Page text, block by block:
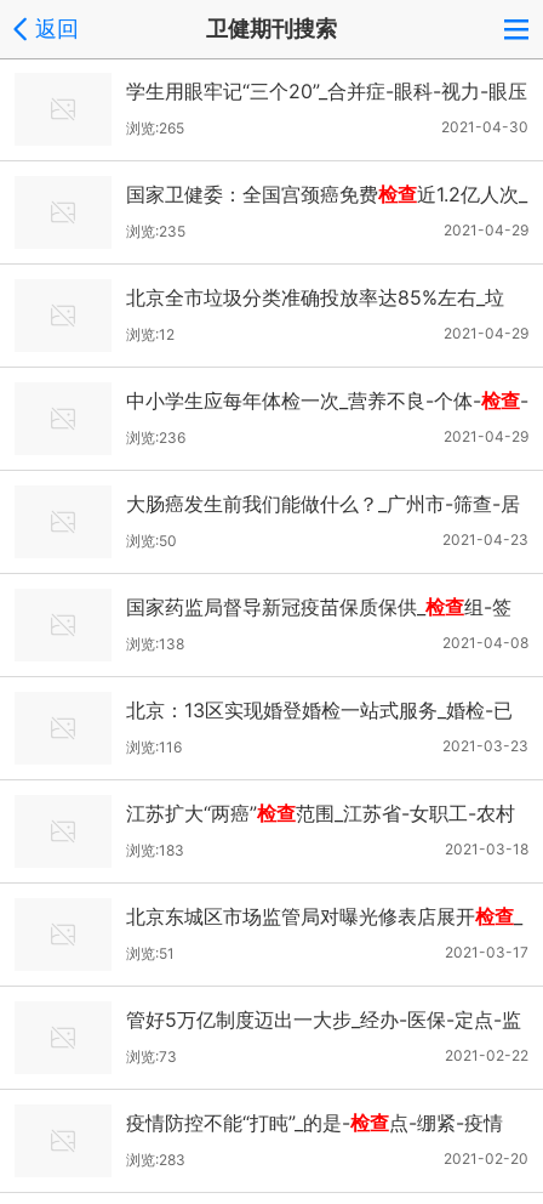
返回 卫健期刊搜索
学生用眼牢记“三个20”_合并症-眼科-视力-眼压
2021-04-30
浏览:265
国家卫健委：全国宫颈癌免费检查近1.2亿人次_
宫颈癌-恶性肿瘤-妇女-
2021-04-29
浏览:235
北京全市垃圾分类准确投放率达85%左右_垃
圾-检查 2021-04-29
浏览:12
中小学生应每年体检一次_营养不良-个体-检查-
健康体检
2021-04-29
浏览:236
大肠癌发生前我们能做什么？_广州市-筛查-居
民-检查 2021-04-23
浏览:50
国家药监局督导新冠疫苗保质保供_ 检查组-签
发-督导-疫苗
2021-04-08
浏览:138
北京：13区实现婚登婚检一站式服务_婚检-已
有-婚前-
2021-03-23
浏览:116
江苏扩大“两癌”检查范围_江苏省-女职工-农村
妇女-检查 2021-03-18
浏览:183
北京东城区市场监管局对曝光修表店展开检查
东城区-科技有限公司-执法人员-北京
2021-03-17
浏览:51
管好5万亿制度迈出一大步_经办-医保-定点-监
管
2021-02-22
浏览:73
疫情防控不能“打盹”_的是-检查点-绷紧-疫情
2021-02-20
浏览:283